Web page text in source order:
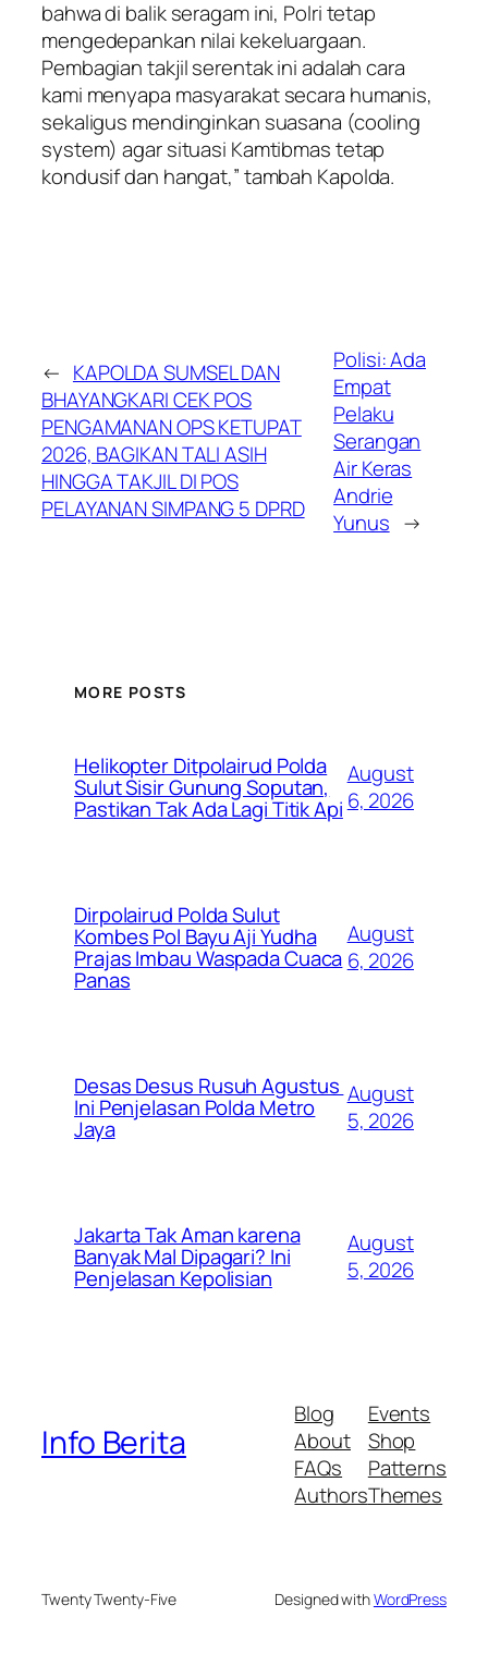
bahwa di balik seragam ini, Polri tetap
mengedepankan nilai kekeluargaan.
Pembagian takjil serentak ini adalah cara
kami menyapa masyarakat secara humanis,
sekaligus mendinginkan suasana (cooling
system) agar situasi Kamtibmas tetap
kondusif dan hangat,” tambah Kapolda.
← KAPOLDA SUMSEL DAN
BHAYANGKARI CEK POS
PENGAMANAN OPS KETUPAT
2026, BAGIKAN TALI ASIH
HINGGA TAKJIL DI POS
PELAYANAN SIMPANG 5 DPRD
Polisi: Ada
Empat
Pelaku
Serangan
Air Keras
Andrie
Yunus →
MORE POSTS
Helikopter Ditpolairud Polda
Sulut Sisir Gunung Soputan,
Pastikan Tak Ada Lagi Titik Api
August
6, 2026
Dirpolairud Polda Sulut
Kombes Pol Bayu Aji Yudha
Prajas Imbau Waspada Cuaca
Panas
August
6, 2026
Desas Desus Rusuh Agustus
Ini Penjelasan Polda Metro
Jaya
August
5, 2026
Jakarta Tak Aman karena
Banyak Mal Dipagari? Ini
Penjelasan Kepolisian
August
5, 2026
Info Berita
Blog
About
FAQs
Authors
Events
Shop
Patterns
Themes
Twenty Twenty-Five Designed withWordPress